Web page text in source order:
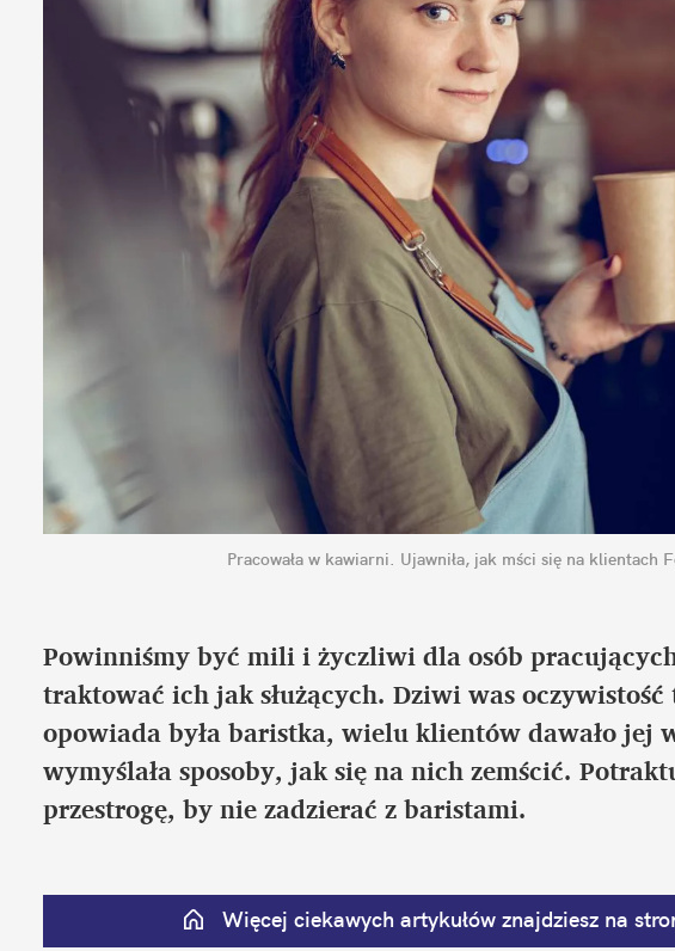
Pracowała w kawiarni. Ujawniła, jak mści się na klientach
Powinniśmy być mili i życzliwi dla osób
traktować ich jak służących. Dziwi was
opowiada była baristka, wielu klientów dawało jej
wymyślała sposoby, jak się na nich zemścić.
przestrogę, by nie zadzierać z baristami.
Więcej ciekawych artykułów znajdziesz na